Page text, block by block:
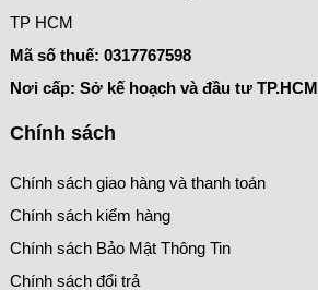
TP HCM
Mã số thuế: 0317767598
Nơi cấp: Sở kế hoạch và đầu tư TP.HCM
Chính sách
Chính sách giao hàng và thanh toán
Chính sách kiểm hàng
Chính sách Bảo Mật Thông Tin
Chính sách đổi trả